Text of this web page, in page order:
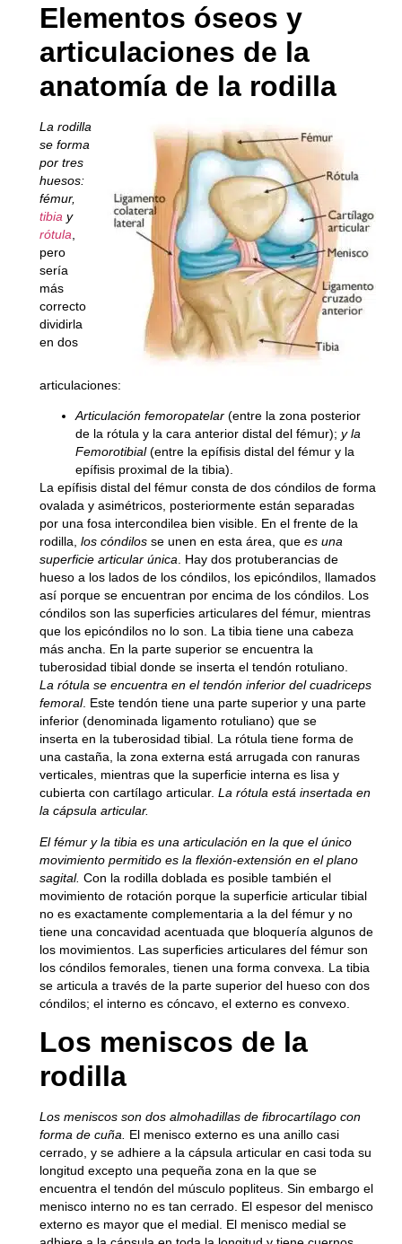
Elementos óseos y
articulaciones de la
anatomía de la rodilla
La rodilla
se forma
por tres
huesos:
fémur,
tibia y
rótula
pero
sería
más
correcto
dividirla
en dos
articulaciones:
Articulación femoropatelar(entre la zona posterior
de la rótula y la cara anterior distal del fémur); y la
Femorotibial (entre la epífisis distal del fémur y la
epífisis proximal de la tibia).
La epífisis distal del fémur consta de dos cóndilos de forma
ovalada y asimétricos, posteriormente están separadas
por una fosa intercondilea bien visible. En el frente de la
rodilla, los cóndilosse unen en esta área, que es una
superficie articular única. Hay dos protuberancias de
hueso a los lados de los cóndilos, los epicóndilos, llamados
así porque se encuentran por encima de los cóndilos. Los
cóndilos son las superficies articulares del fémur, mientras
que los epicóndilos no lo son. La tibia tiene una cabeza
más ancha. En la parte superior se encuentra la
tuberosidad tibial donde se inserta el tendón rotuliano.
La rótula se encuentra en el tendón inferior del cuadriceps
femoral. Este tendón tiene una parte superior y una parte
inferior (denominada ligamento rotuliano) que se
inserta en la tuberosidad tibial. La rótula tiene forma de
una castaña, la zona externa está arrugada con ranuras
verticales, mientras que la superficie interna es lisa y
cubierta con cartílago articular. La rótula está insertada en
la cápsula articular.
El fémur y la tibia es una articulación en la que el único
movimiento permitido es la flexión-extensión en el plano
sagital. Con la rodilla doblada es posible también el
movimiento de rotación porque la superficie articular tibial
no es exactamente complementaria a la del fémur y no
tiene una concavidad acentuada que bloquería algunos de
los movimientos. Las superficies articulares del fémur son
los cóndilos femorales, tienen una forma convexa. La tibia
se articula a través de la parte superior del hueso con dos
cóndilos; el interno es cóncavo, el externo es convexo.
Los meniscos de la
rodilla
Los meniscos son dos almohadillas de fibrocartílago con
forma de cuña.
El menisco externo es una anillo casi
cerrado, y se adhiere a la cápsula articular en casi toda su
longitud excepto una pequeña zona en la que se
encuentra el tendón del músculo popliteus. Sin embargo el
menisco interno no es tan cerrado. El espesor del menisco
externo es mayor que el medial. El menisco medial se